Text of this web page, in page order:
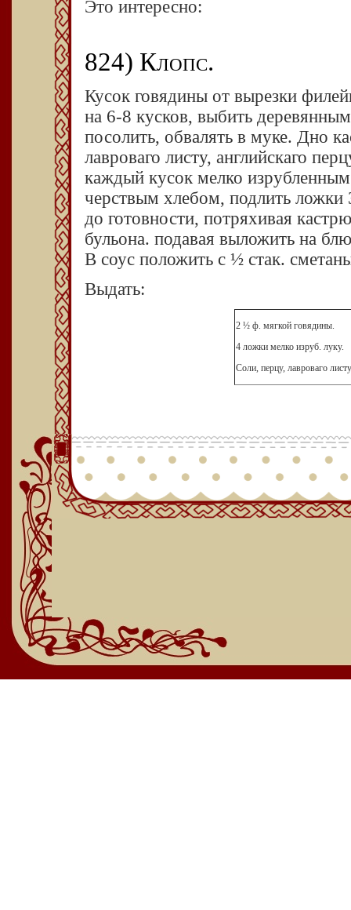
Это интересно:
824) Клопс.
Кусок говядины от вырезки
на 6-8 кусков, выбить
посолить, обвалять в муке. Дно
лавроваго листу, английскаго
каждый кусок мелко
черствым хлебом, подлить
до готовности, потряхивая
бульона. подавая выложить на
В соус положить с ½ стак.
Выдать:
2 ½ ф. мягкой говядины.
4 ложки мелко изруб. луку.
Соли, перцу, лавроваго